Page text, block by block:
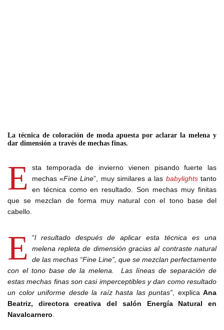
La técnica de coloración de moda apuesta por aclarar la melena y
dar dimensión a través de mechas finas.
E
sta temporada de invierno vienen pisando fuerte las
mechas «Fine Line”, muy similares a las babylightstanto
en técnica como en resultado. Son mechas muy finitas
que se mezclan de forma muy natural con el tono base del
cabello.
“
E
l resultado después de aplicar esta técnica es una
melena repleta de dimensión gracias al contraste natural
de las mechas “Fine Line”, que se mezclan perfectamente
con el tono base de la melena. Las líneas de separación de
estas mechas finas son casi imperceptibles y dan como resultado
un color uniforme desde la raíz hasta las puntas”, explica Ana
Beatriz, directora creativa del salón Energía Natural en
Navalcarnero.